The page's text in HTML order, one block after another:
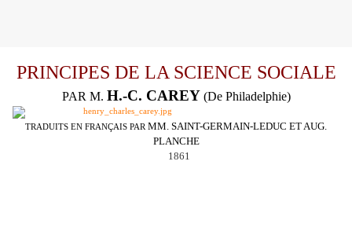
PRINCIPES DE LA SCIENCE SOCIALE
PAR M. H.-C. CAREY (De Philadelphie)
TRADUITS EN FRANÇAIS PARMM. SAINT-GERMAIN-LEDUC ET AUG.
PLANCHE
1861